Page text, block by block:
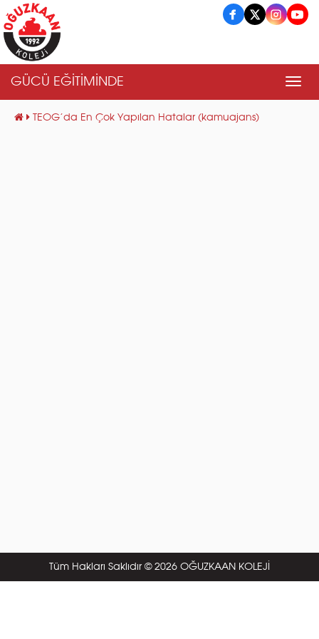
GÜCÜ EĞİTİMİNDE
TEOG’da En Çok Yapılan Hatalar (kamuajans)
Tüm Hakları Saklıdır © 2026 OĞUZKAAN KOLEJİ